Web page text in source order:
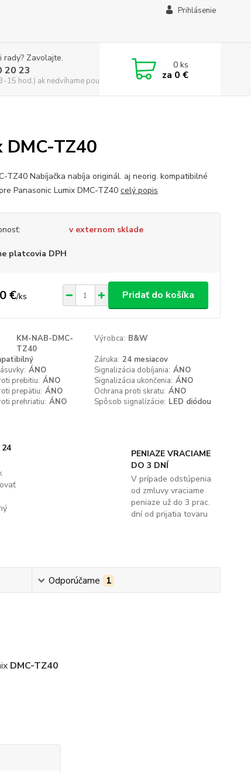
Prihlásenie
rady? Zavolajte.
20 23
15 hod.) ak nedvíhame použite CHATBOX
0ks
za 0 €
DMC-TZ40
TZ40 Nabíjačka nabíja originál. aj neorig. kompatibilné
Panasonic Lumix DMC-TZ40 celý popis
v externom sklade
platcovia DPH
€/ks Pridať do košíka
KM-NAB-DMC-
TZ40
Výrobca: B&W
Záruka: 24 mesiacov
ÁNO Signalizácia dobíjania: ÁNO
prebitiu: ÁNO Signalizácia ukončenia: ÁNO
prepätiu: ÁNO Ochrana proti skratu: ÁNO
prehriatiu: ÁNO Spôsob signalízácie: LED diódou
PENIAZE VRACIAME
DO 3 DNÍ
V prípade odstúpenia
od zmluvy vraciame
peniaze už do 3 prac.
dní od prijatia tovaru
Odporúčame 1
DMC-TZ40